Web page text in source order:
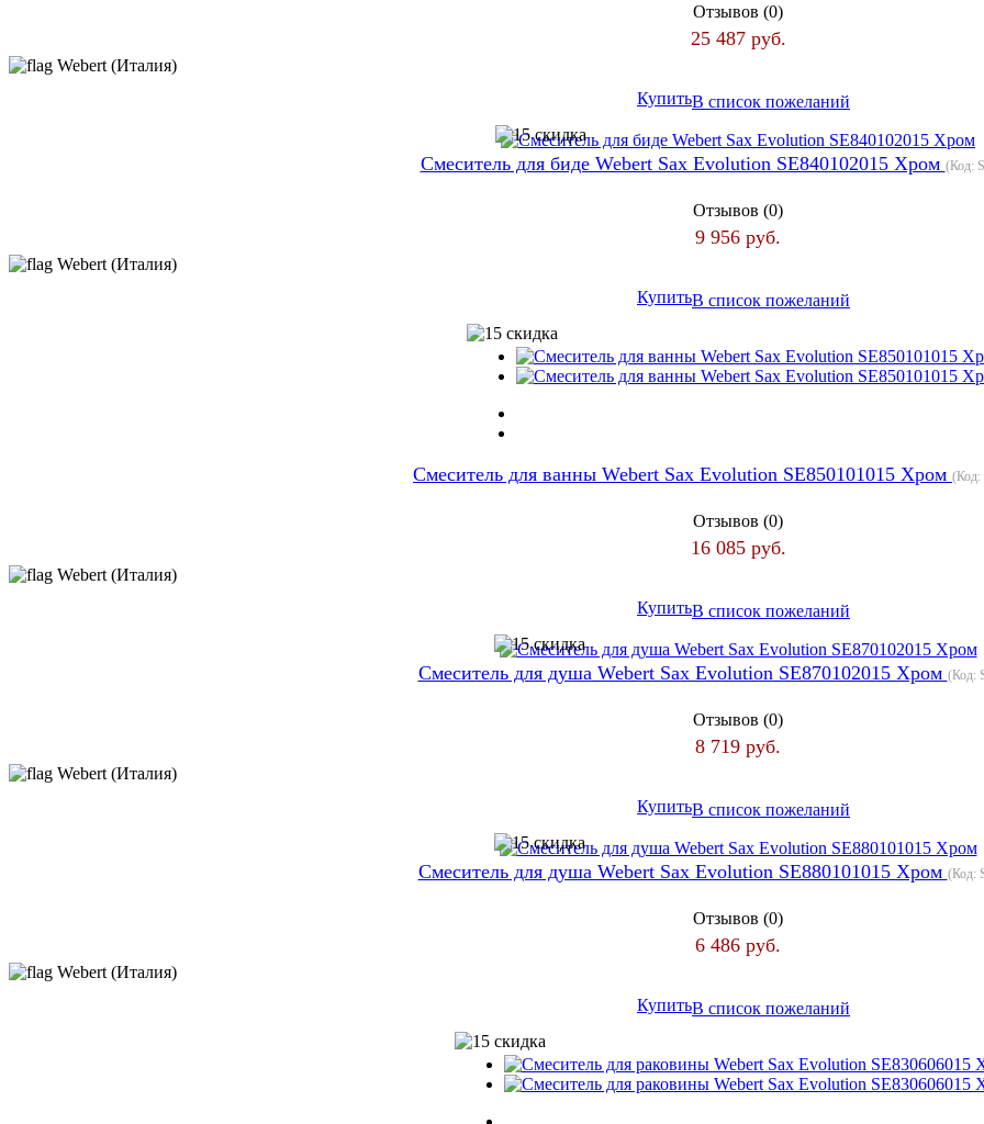
Отзывов (0)
25 487 руб.
Webert (Италия)
КупитьВ список пожеланий
Смеситель для биде Webert Sax Evolution SE840102015 Хром (Код:
Отзывов (0)
9 956 руб.
Webert (Италия)
КупитьВ список пожеланий
Cмеситель для ванны Webert Sax Evolution SE850101015 Хром (Код:
Отзывов (0)
16 085 руб.
Webert (Италия)
КупитьВ список пожеланий
Cмеситель для душа Webert Sax Evolution SE870102015 Хром (Код:
Отзывов (0)
8 719 руб.
Webert (Италия)
КупитьВ список пожеланий
Смеситель для душа Webert Sax Evolution SE880101015 Хром (Код:
Отзывов (0)
6 486 руб.
Webert (Италия)
КупитьВ список пожеланий